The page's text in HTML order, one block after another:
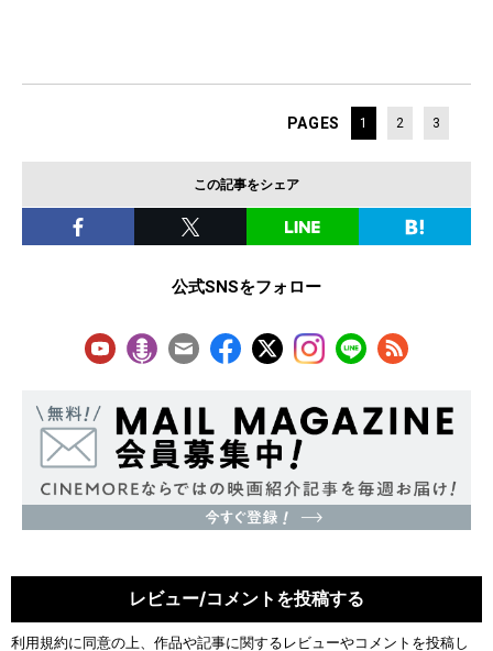
PAGES 1 2 3
この記事をシェア
公式SNSをフォロー
レビュー/コメントを投稿する
利用規約に同意の上、作品や記事に関するレビューやコメントを投稿し